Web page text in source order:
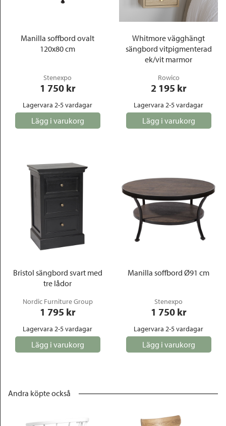
Manilla soffbord ovalt
120x80 cm
Stenexpo
1 750 kr
Lagervara 2-5 vardagar
Lägg i varukorg
Whitmore vägghängt
sängbord vitpigmenterad
ek/vit marmor
Rowico
2 195 kr
Lagervara 2-5 vardagar
Lägg i varukorg
Bristol sängbord svart med
tre lådor
Nordic Furniture Group
1 795 kr
Lagervara 2-5 vardagar
Lägg i varukorg
Manilla soffbord Ø91 cm
Stenexpo
1 750 kr
Lagervara 2-5 vardagar
Lägg i varukorg
Andra köpte också